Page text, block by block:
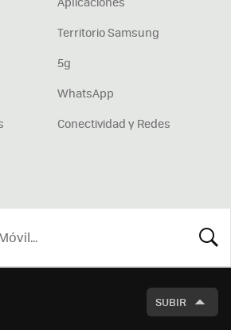
Territorio Samsung
5g
WhatsApp
Conectividad y Redes
SUBIR